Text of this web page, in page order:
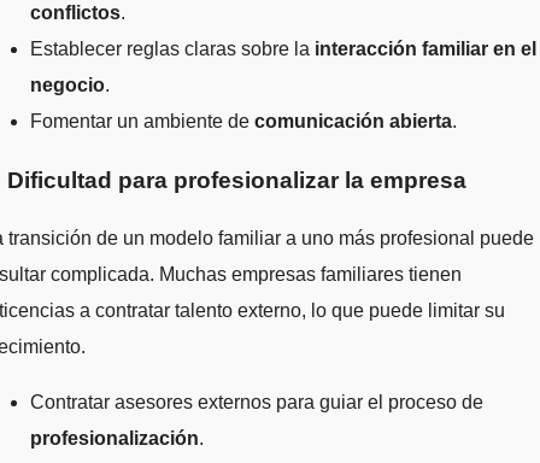
conflictos.
Establecer reglas claras sobre la interacción familiar en el
negocio.
Fomentar un ambiente de comunicación abierta.
Dificultad para profesionalizar la empresa
transición de un modelo familiar a uno más profesional puede
complicada. Muchas empresas familiares tienen
a contratar talento externo, lo que puede limitar su
Contratar asesores externos para guiar el proceso de
profesionalización.